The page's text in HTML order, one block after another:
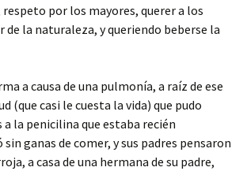
respeto por los mayores, querer a los
de la naturaleza, y queriendo beberse la
a causa de una pulmonía, a raíz de ese
(que casi le cuesta la vida) que pudo
la penicilina que estaba recién
ganas de comer, y sus padres pensaron
a casa de una hermana de su padre,